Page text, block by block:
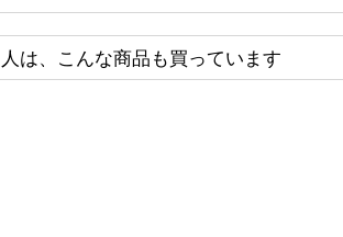
は、こんな商品も買っています